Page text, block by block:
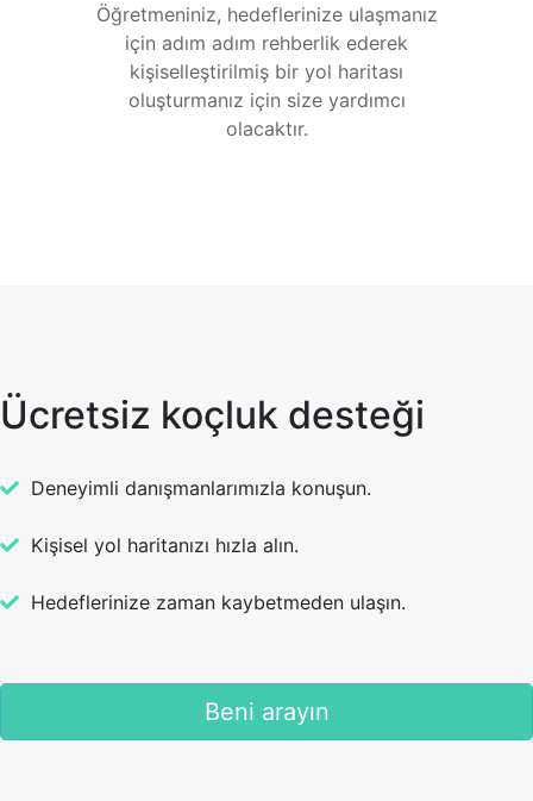
Öğretmeniniz, hedeflerinize ulaşmanız
için adım adım rehberlik ederek
kişiselleştirilmiş bir yol haritası
oluşturmanız için size yardımcı
olacaktır.
Ücretsiz koçluk desteği
Deneyimli danışmanlarımızla konuşun.
Kişisel yol haritanızı hızla alın.
Hedeflerinize zaman kaybetmeden ulaşın.
Beni arayın